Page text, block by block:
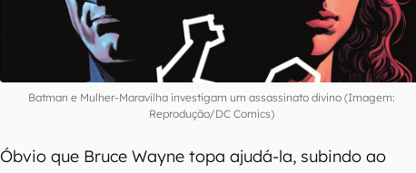
Batman e Mulher-Maravilha investigam um assassinato divino (Imagem:
Reprodução/DC Comics)
Óbvio que Bruce Wayne topa ajudá-la, subindo ao